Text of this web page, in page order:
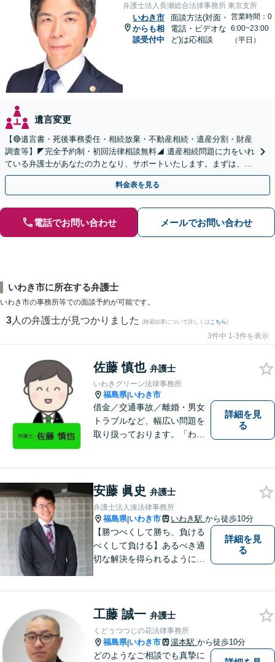
弁護士法人長瀬総合法律事務所 東京支所
いわき市
からも相
談受付中
面談方法(対面・
電話・ビデオな
ど)は応相談
営業時間：0
6:00~23:00
（平日）
遺言変更
【🔴遺言書・死後事務委任・相続放棄・不動産相続・遺産分割・財産
調査等】◤完全予約制・初回法律相談無料◢ 遺産相続問題に力をいれ
ている弁護士があなたの力となり、サポートいたします。まずは、お
気軽にお問い合わせください。
料金表を見る
電話でお問い合わせ メールでお問い合わせ
いわき市に所在する弁護士
いわき市の事務所等での面談予約が可能です。
3 人の弁護士が見つかりました (検索結果について詳しくは こちら)
3件中 1-3件を表示
佐藤 慎也 弁護士
いわきグリーン法律事務所
福島県|いわき市
借金／交通事故／離婚・男女
トラブルなど、幅広い問題を
取り扱っております。「わか
ります。【無料駐車場あり】
詳細を見
る
安藤 眞史 弁護士
弁護士法人湊法律事務所
福島県|いわき市 いわき駅 から徒歩10分
【勝つべくして勝ち、負ける
べくして負ける】あるべき適
切な解決を得られるように全
ます。
詳細を見
る
工藤 誠一 弁護士
くどうつつじの花法律事務所
福島県|いわき市 湯本駅 から徒歩10分
どのようなご相談でも真摯に